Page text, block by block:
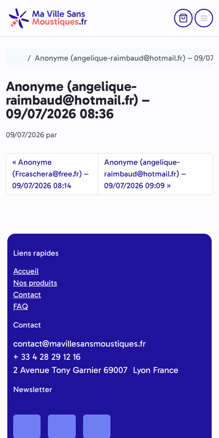
Return to
Menu
Accueil
Anonyme (angelique-raimbaud@hotmail.fr) – 09/07/
Anonyme (angelique-
raimbaud@hotmail.fr) –
09/07/2026 08:36
09/07/2026 par
Anonyme
(Frcaschera@free.fr) –
09/07/2026 08:14
Anonyme (angelique-
raimbaud@hotmail.fr) –
09/07/2026 09:09
Liens rapides
Accueil
Nos produits
Contact
FAQ
Contact
contact@mavillesansmoustiques.fr
+ 33 4 28 29 12 16
2 Avenue Tony Garnier 69007 Lyon France
Newsletter